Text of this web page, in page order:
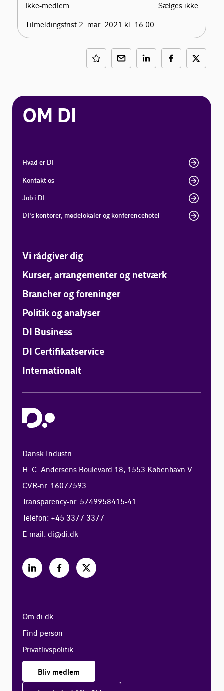
Ikke-medlem
Sælges ikke
Tilmeldingsfrist 2. mar. 2021 kl. 16.00
OM DI
Hvad er DI
Kontakt os
Job i DI
DI's kontorer, mødelokaler og konferencehotel
Vi rådgiver dig
Kurser, arrangementer og netværk
Brancher og foreninger
Politik og analyser
DI Business
DI Certifikatservice
Internationalt
Dansk Industri
H. C. Andersens Boulevard 18, 1553 København V
CVR-nr. 16077593
Transparency-nr. 5749958415-41
Telefon: +45 3377 3377
E-mail:di@di.dk
Om di.dk
Find person
Privatlivspolitik
Bliv medlem